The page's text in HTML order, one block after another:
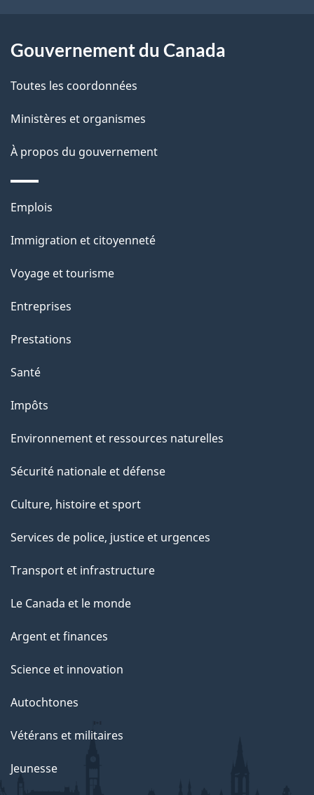
l
a
g
e
Gouvernement du Canada
Toutes les coordonnées
Ministères et organismes
À propos du gouvernement
Thèmes
sujets
Emplois
Immigration et citoyenneté
Voyage et tourisme
Entreprises
Prestations
Santé
Impôts
Environnement et ressources naturelles
Sécurité nationale et défense
Culture, histoire et sport
Services de police, justice et urgences
Transport et infrastructure
Le Canada et le monde
Argent et finances
Science et innovation
Autochtones
Vétérans et militaires
Jeunesse